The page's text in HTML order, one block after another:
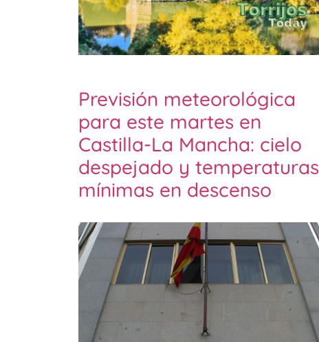
Previsión meteorológica
para este martes en
Castilla-La Mancha: cielo
despejado y temperaturas
mínimas en descenso